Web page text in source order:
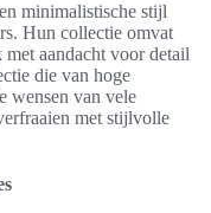
minimalistische stijl
Hun collectie omvat
aandacht voor detail
die van hoge
wensen van vele
met stijlvolle